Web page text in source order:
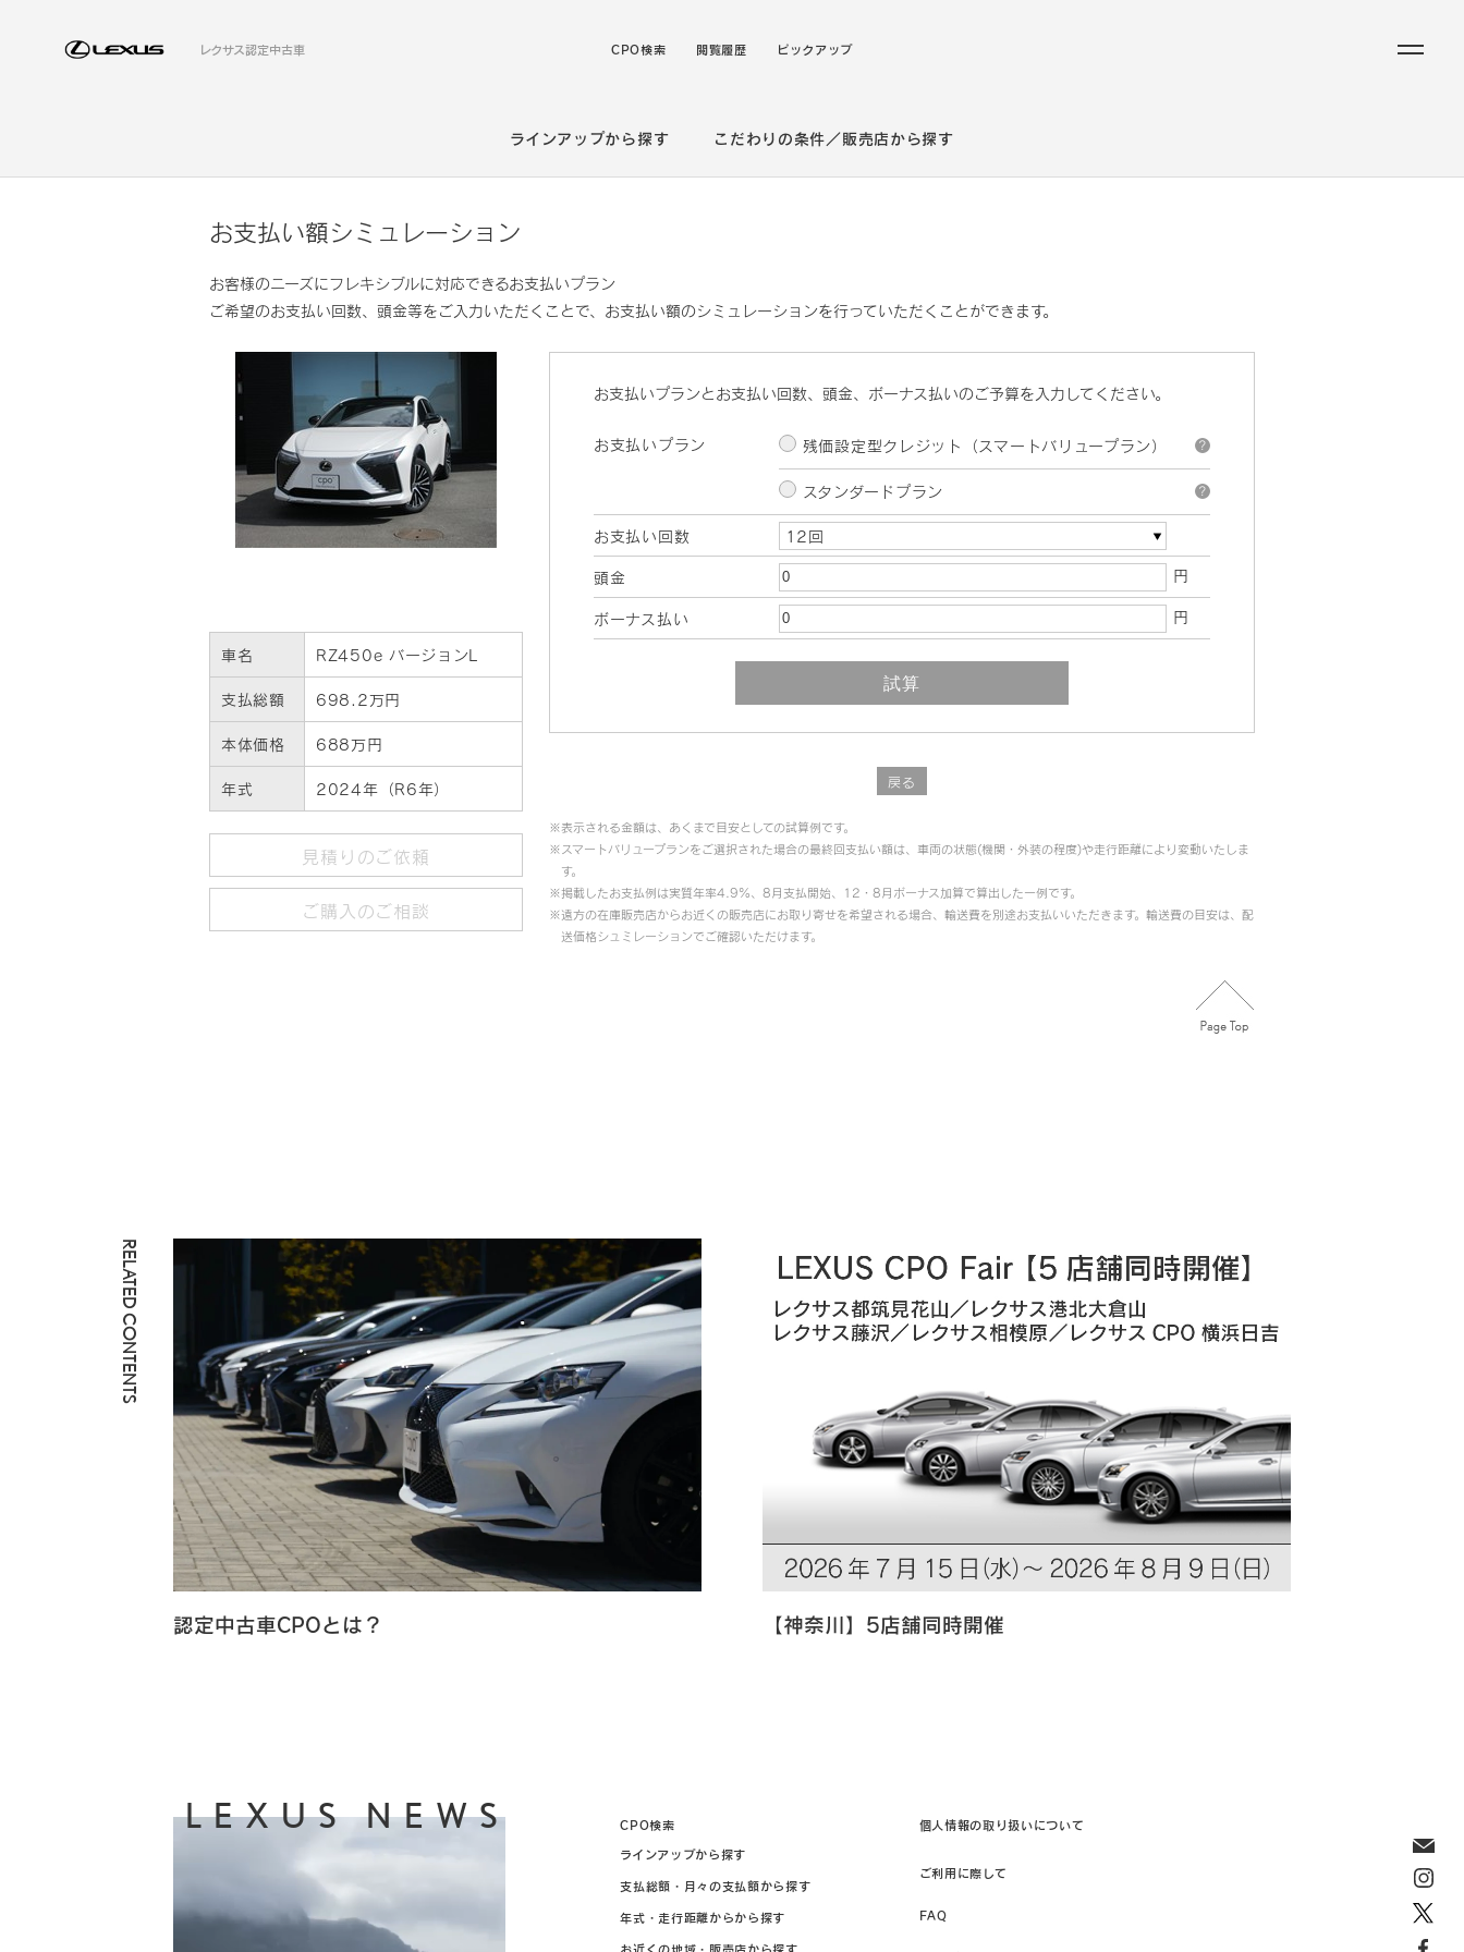
レクサス認定中古車 CPO検索 閲覧履歴 ピックアップ
ラインアップから探す こだわりの条件／販売店から探す
お支払い額シミュレーション
お客様のニーズにフレキシブルに対応できるお支払いプラン
ご希望のお支払い回数、頭金等をご入力いただくことで、お支払い額のシミュレーションを行っていただくことができます。
車名 RZ450e バージョンL
支払総額 698.2万円
本体価格 688万円
年式 2024年（R6年）
見積りのご依頼
ご購入のご相談
お支払いプランとお支払い回数、頭金、ボーナス払いのご予算を入力してください。
お支払いプラン 残価設定型クレジット（スマートバリュープラン） ?
スタンダードプラン ?
お支払い回数 12回
頭金 円
ボーナス払い 円
戻る
※表示される金額は、あくまで目安としての試算例です。
※スマートバリュープランをご選択された場合の最終回支払い額は、車両の状態(機関・外装の程度)や走行距離により変動いたしま
す。
※掲載したお支払例は実質年率4.9％、8月支払開始、12・8月ボーナス加算で算出した一例です。
※遠方の在庫販売店からお近くの販売店にお取り寄せを希望される場合、輸送費を別途お支払いいただきます。輸送費の目安は、配
送価格シュミレーションでご確認いただけます。
RELATED CONTENTS
認定中古車CPOとは？ 【神奈川】5店舗同時開催
LEXUS NEWS
CPO検索
ラインアップから探す
支払総額・月々の支払額から探す
年式・走行距離からから探す
お近くの地域・販売店から探す
個人情報の取り扱いについて
ご利用に際して
FAQ